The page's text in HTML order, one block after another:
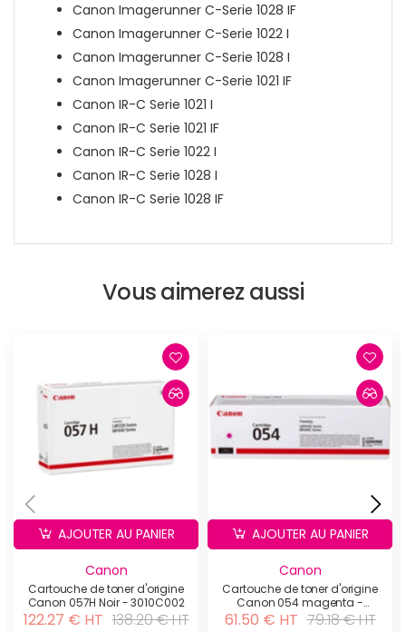
Canon Imagerunner C-Serie 1028 IF
Canon Imagerunner C-Serie 1022 I
Canon Imagerunner C-Serie 1028 I
Canon Imagerunner C-Serie 1021 IF
Canon IR-C Serie 1021 I
Canon IR-C Serie 1021 IF
Canon IR-C Serie 1022 I
Canon IR-C Serie 1028 I
Canon IR-C Serie 1028 IF
Vous aimerez aussi
Canon
Cartouche de toner d'origine
Canon 057H Noir - 3010C002
122.27 € HT 138.20 € HT
AJOUTER AU PANIER
Canon
Cartouche de toner d'origine
Canon 054 magenta -
3022C002
61.50 € HT 79.18 € HT
AJOUTER AU PANIER